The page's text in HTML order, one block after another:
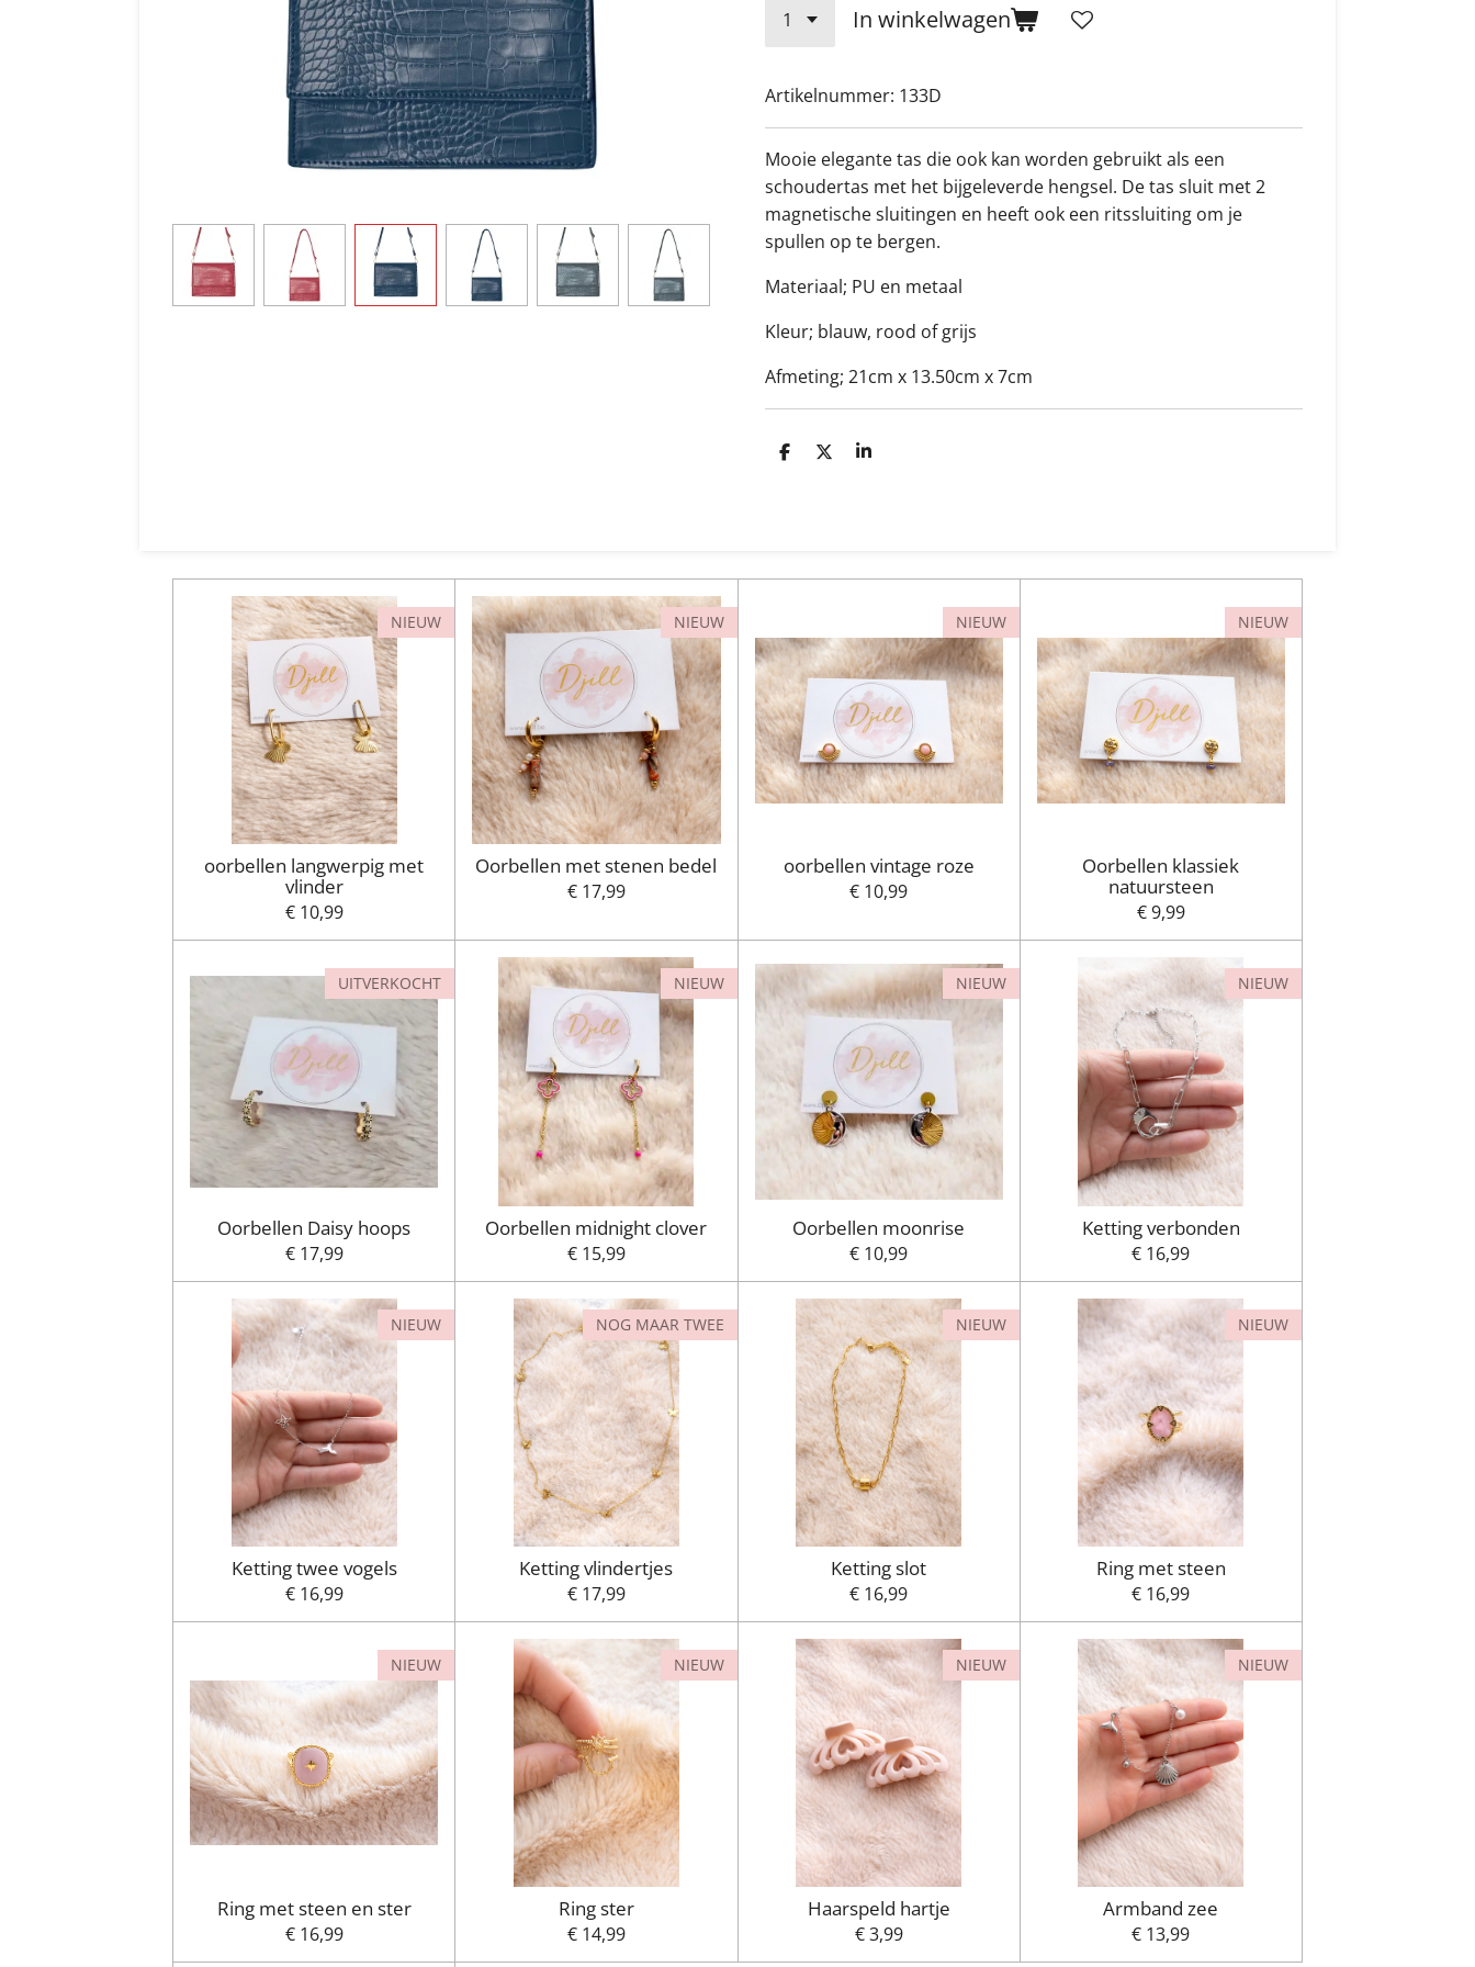
In winkelwagen
Artikelnummer: 133D
Mooie elegante tas die ook kan worden gebruikt als een
schoudertas met het bijgeleverde hengsel. De tas sluit met 2
magnetische sluitingen en heeft ook een ritssluiting om je
spullen op te bergen.
Materiaal; PU en metaal
Kleur; blauw, rood of grijs
Afmeting; 21cm x 13.50cm x 7cm
D
D
S
NIEUW
oorbellen langwerpig met
vlinder
€ 10,99
NIEUW
Oorbellen met stenen bedel
€ 17,99
NIEUW
oorbellen vintage roze
€ 10,99
NIEUW
Oorbellen klassiek
natuursteen
€ 9,99
UITVERKOCHT
Oorbellen Daisy hoops
€ 17,99
NIEUW
Oorbellen midnight clover
€ 15,99
NIEUW
Oorbellen moonrise
€ 10,99
NIEUW
Ketting verbonden
€ 16,99
NIEUW
Ketting twee vogels
€ 16,99
NOG MAAR TWEE
Ketting vlindertjes
€ 17,99
NIEUW
Ketting slot
€ 16,99
NIEUW
Ring met steen
€ 16,99
NIEUW
Ring met steen en ster
€ 16,99
NIEUW
Ring ster
€ 14,99
NIEUW
Haarspeld hartje
€ 3,99
NIEUW
Armband zee
€ 13,99